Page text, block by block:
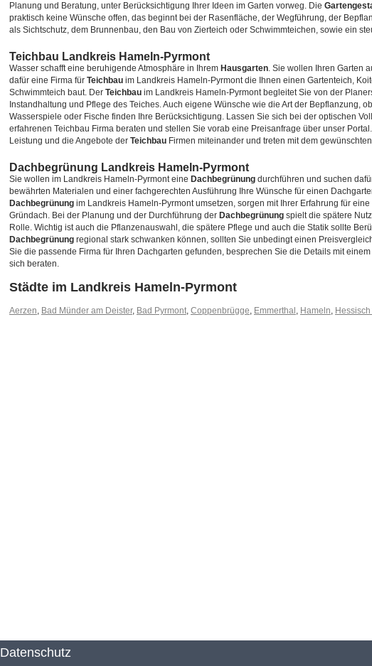
Planung und Beratung, unter Berücksichtigung Ihrer Ideen im Garten vorweg. Die
praktisch keine Wünsche offen, das beginnt bei der Rasenfläche, der Wegführung, der
als Sichtschutz, dem Brunnenbau, den Bau von Zierteich oder Schwimmteichen, sowie ein
Teichbau Landkreis Hameln-Pyrmont
Wasser schafft eine beruhigende Atmosphäre in Ihrem Hausgarten. Sie wollen Ihren Garten
dafür eine Firma für Teichbau im Landkreis Hameln-Pyrmont die Ihnen einen Gartenteich,
Schwimmteich baut. Der Teichbau im Landkreis Hameln-Pyrmont begleitet Sie von der
Instandhaltung und Pflege des Teiches. Auch eigene Wünsche wie die Art der Bepflanzung,
Wasserspiele oder Fische finden Ihre Berücksichtigung. Lassen Sie sich bei der optischen
erfahrenen Teichbau Firma beraten und stellen Sie vorab eine Preisanfrage über unser
Leistung und die Angebote der Teichbau Firmen miteinander und treten mit dem
Dachbegrünung Landkreis Hameln-Pyrmont
Sie wollen im Landkreis Hameln-Pyrmont eine Dachbegrünung durchführen und suchen
bewährten Materialen und einer fachgerechten Ausführung Ihre Wünsche für einen
Dachbegrünung im Landkreis Hameln-Pyrmont umsetzen, sorgen mit Ihrer Erfahrung für
Gründach. Bei der Planung und der Durchführung der Dachbegrünung spielt die spätere
Rolle. Wichtig ist auch die Pflanzenauswahl, die spätere Pflege und auch die Statik sollte
Dachbegrünung regional stark schwanken können, sollten Sie unbedingt einen
Sie die passende Firma für Ihren Dachgarten gefunden, besprechen Sie die Details mit
sich beraten.
Städte im Landkreis Hameln-Pyrmont
Aerzen, Bad Münder am Deister, Bad Pyrmont, Coppenbrügge, Emmerthal , Hameln,
Datenschutz